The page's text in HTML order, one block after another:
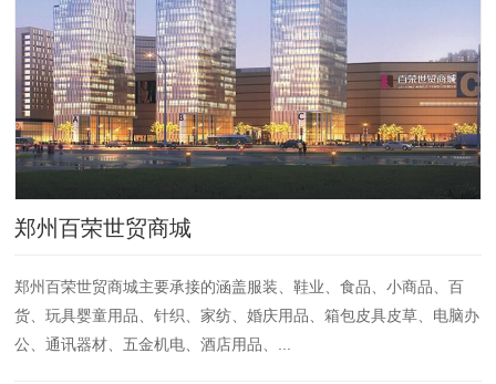
联系我们
郑州百荣世贸商城
郑州百荣世贸商城主要承接的涵盖服装、鞋业、食品、小商品、百
货、玩具婴童用品、针织、家纺、婚庆用品、箱包皮具皮草、电脑办
公、通讯器材、五金机电、酒店用品、...